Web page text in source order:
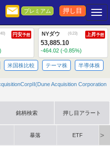
プレミアム 押し目
) 円安予想 NYダウ (6:23) 上昇予想
53,885.10
-464.02 (-0.85%)
米国株比較 テーマ株 半導体株
Acquisition Corporation
銘柄検索 押し目アラート
暴落 ETF